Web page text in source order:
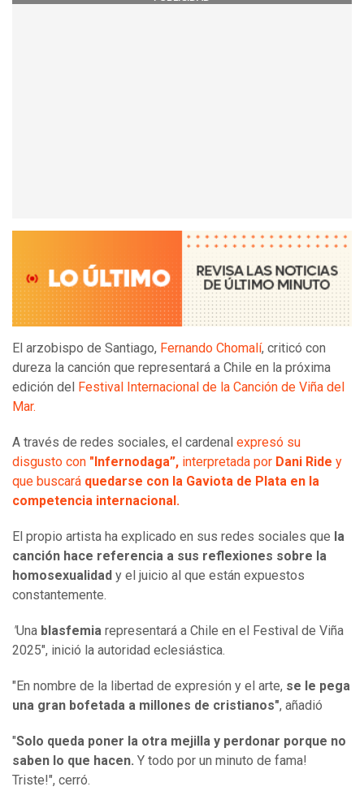
El arzobispo de Santiago, Fernando Chomalí, criticó con
dureza la canción que representará a Chile en la próxima
edición del Festival Internacional de la Canción de Viña del
Mar.
A través de redes sociales, el cardenal expresó su
disgusto con "Infernodaga”, interpretada por Dani Ride y
que buscará quedarse con la Gaviota de Plata en la
competencia internacional.
El propio artista ha explicado en sus redes sociales que la
canción hace referencia a sus reflexiones sobre la
homosexualidad y el juicio al que están expuestos
constantemente.
"Una blasfemia representará a Chile en el Festival de Viña
2025", inició la autoridad eclesiástica.
"En nombre de la libertad de expresión y el arte, se le pega
una gran bofetada a millones de cristianos", añadió
"Solo queda poner la otra mejilla y perdonar porque no
saben lo que hacen. Y todo por un minuto de fama!
Triste!", cerró.